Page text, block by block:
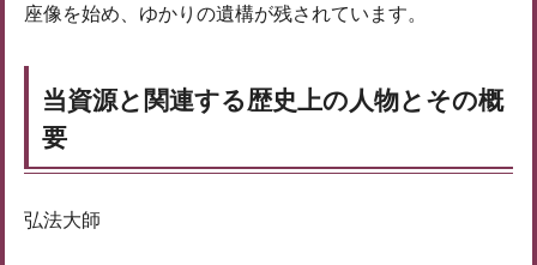
座像を始め、ゆかりの遺構が残されています。
当資源と関連する歴史上の人物とその概
要
弘法大師